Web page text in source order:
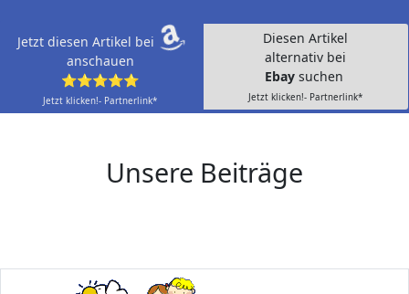
Jetzt diesen Artikel bei
anschauen
⭐⭐⭐⭐⭐
Jetzt klicken!- Partnerlink*
Diesen Artikel
alternativ bei
Ebay suchen
Jetzt klicken!- Partnerlink*
Unsere Beiträge